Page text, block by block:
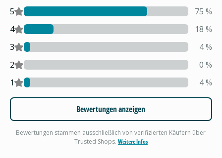
5
75 %
4
18 %
3
4%
2
0 %
1
4%
Bewertungen anzeigen
Bewertungen stammen ausschließlich von verifizierten Käufern über
Trusted Shops. Weitere Infos